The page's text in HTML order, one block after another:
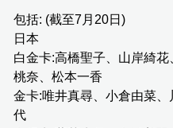
包括: (截至7月20日)
日本
白金卡:高橋聖子、山岸綺
桃奈、松本一香
金卡:唯井真尋、小倉由菜
代